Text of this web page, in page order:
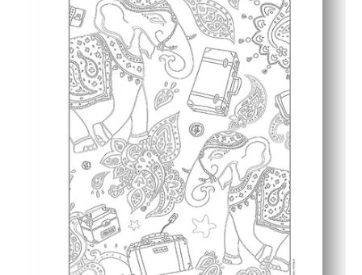
Krásné indické slonové motivy vyvolávají kulturní